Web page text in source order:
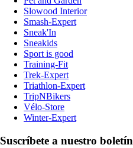
Slowood Interior
Smash-Expert
Sneak'In
Sneakids
Sport is good
Training-Fit
Trek-Expert
Triathlon-Expert
TripNBikers
Vélo-Store
Winter-Expert
Suscríbete a nuestro boletín